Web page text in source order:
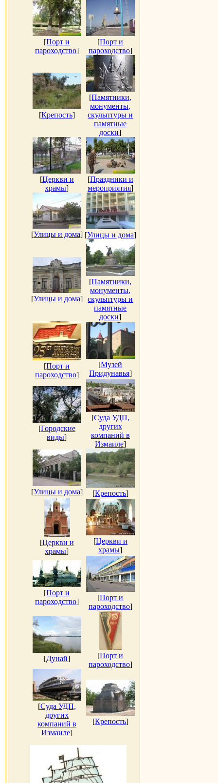
[Порт и
пароходство]
[Порт и
пароходство]
[Крепость]
[Памятники,
монументы,
скульптуры и
памятные
доски]
[Церкви и
храмы]
[Праздники и
мероприятия]
[Улицы и дома] [Улицы и дома]
[Улицы и дома]
[Памятники,
монументы,
скульптуры и
памятные
доски]
[Порт и
пароходство]
[Музей
Придунавья]
[Городские
виды]
[Суда УДП,
других
компаний в
Измаиле]
[Улицы и дома] [Крепость]
[Церкви и
храмы]
[Церкви и
храмы]
[Порт и
пароходство] [Порт и
пароходство]
[Дунай] [Порт и
пароходство]
[Суда УДП,
других
компаний в
Измаиле]
[Крепость]